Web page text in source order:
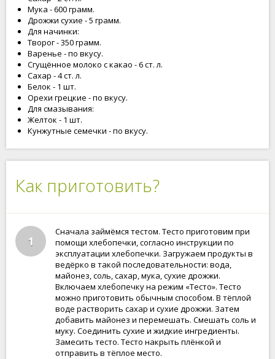
Мука - 600 грамм.
Дрожжи сухие - 5 грамм.
Для начинки:
Творог - 350 грамм.
Варенье - по вкусу.
Сгущённое молоко с какао - 6 ст. л.
Сахар - 4 ст. л.
Белок - 1 шт.
Орехи грецкие - по вкусу.
Для смазывания:
Желток - 1 шт.
Кунжутные семечки - по вкусу.
Как приготовить?
1
Сначала займёмся тестом. Тесто приготовим при
помощи хлебопечки, согласно инструкции по
эксплуатации хлебопечки. Загружаем продукты в
ведёрко в такой последовательности: вода,
майонез, соль, сахар, мука, сухие дрожжи.
Включаем хлебопечку на режим «Тесто». Тесто
можно приготовить обычным способом. В тёплой
воде растворить сахар и сухие дрожжи. Затем
добавить майонез и перемешать. Смешать соль и
муку. Соединить сухие и жидкие ингредиенты.
Замесить тесто. Тесто накрыть плёнкой и
отправить в тёплое место.